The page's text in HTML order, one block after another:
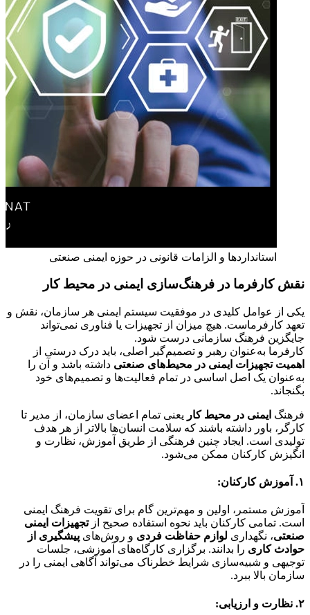
استانداردها و الزامات قانونی در حوزه ایمنی صنعتی
نقش کارفرما در فرهنگ‌سازی ایمنی در محیط کار
یکی از عوامل کلیدی در موفقیت سیستم ایمنی هر سازمان، نقش و
تعهد کارفرماست. هیچ میزان از تجهیزات یا فناوری نمی‌تواند
جایگزین فرهنگ سازمانی درست شود.
کارفرما به‌عنوان رهبر و تصمیم‌گیر اصلی، باید درک درستی از
اهمیت تجهیزات ایمنی در محیط‌های صنعتی داشته باشد و آن را
به‌عنوان یک اصل اساسی در تمام فعالیت‌ها و تصمیم‌های خود
بگنجاند.
فرهنگ ایمنی در محیط کار یعنی تمام اعضای سازمان، از مدیر تا
کارگر، باور داشته باشند که سلامت انسان‌ها بالاتر از هر هدف
تولیدی است. ایجاد چنین فرهنگی از طریق آموزش، نظارت و
انگیزش کارکنان ممکن می‌شود.
۱. آموزش کارکنان:
آموزش مستمر، اولین و مهم‌ترین گام برای تقویت فرهنگ ایمنی
است. تمامی کارکنان باید نحوه استفاده صحیح ازتجهیزات ایمنی
صنعتی، نگهداری لوازم حفاظت فردی و روش‌های پیشگیری از
حوادث کاری را بدانند. برگزاری کارگاه‌های آموزشی، جلسات
توجیهی و شبیه‌سازی شرایط خطرناک می‌تواند آگاهی ایمنی را در
سازمان بالا ببرد.
۲. نظارت و ارزیابی: